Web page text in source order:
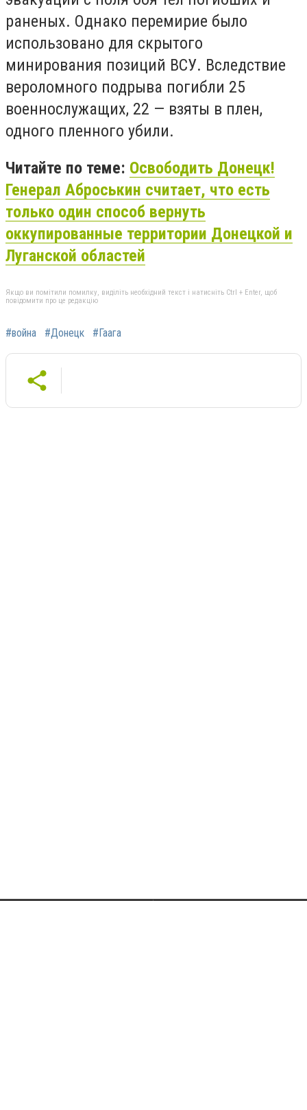
раненых. Однако перемирие было
использовано для скрытого
минирования позиций ВСУ. Вследствие
вероломного подрыва погибли 25
военнослужащих, 22 — взяты в плен,
одного пленного убили.
Читайте по теме: Освободить Донецк!
Генерал Аброськин считает, что есть
только один способ вернуть
оккупированные территории Донецкой и
Луганской областей
Якщо ви помітили помилку, виділіть необхідний текст і натисніть Ctrl + Enter, щоб
повідомити про це редакцію
#война #Донецк #Гаага